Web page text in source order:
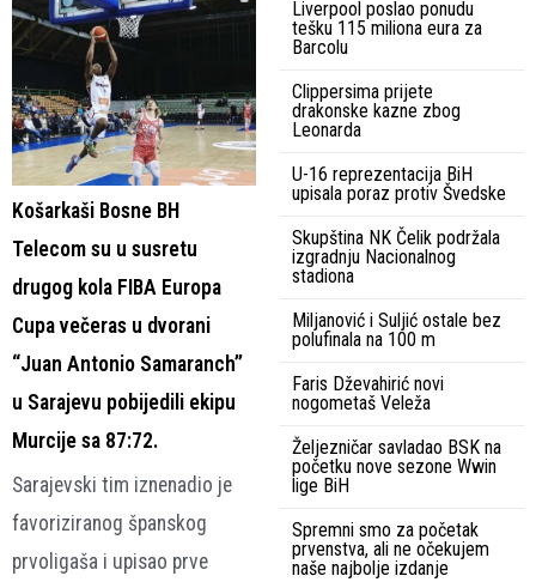
Košarkaši Bosne BH
Telecom su u susretu
drugog kola FIBA Europa
Cupa večeras u dvorani
“Juan Antonio Samaranch”
u Sarajevu pobijedili ekipu
Murcije sa 87:72.
Sarajevski tim iznenadio je
favoriziranog španskog
prvoligaša i upisao prve
Liverpool poslao ponudu
tešku 115 miliona eura za
Barcolu
Clippersima prijete
drakonske kazne zbog
Leonarda
U-16 reprezentacija BiH
upisala poraz protiv Švedske
Skupština NK Čelik podržala
izgradnju Nacionalnog
stadiona
Miljanović i Suljić ostale bez
polufinala na 100 m
Faris Dževahirić novi
nogometaš Veleža
Željezničar savladao BSK na
početku nove sezone Wwin
lige BiH
Spremni smo za početak
prvenstva, ali ne očekujem
naše najbolje izdanje